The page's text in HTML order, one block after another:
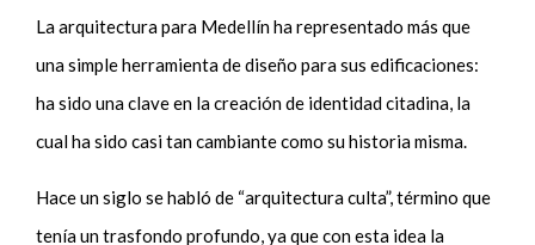
La arquitectura para Medellín ha representado más que
una simple herramienta de diseño para sus edificaciones:
ha sido una clave en la creación de identidad citadina, la
cual ha sido casi tan cambiante como su historia misma.
Hace un siglo se habló de “arquitectura culta”, término que
tenía un trasfondo profundo, ya que con esta idea la